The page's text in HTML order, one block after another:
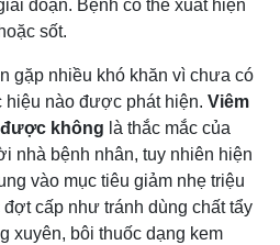
đoạn. Bệnh có thể xuất hiện
hoặc sốt.
gặp nhiều khó khăn vì chưa có
nào được phát hiện. Viêm
không là thắc mắc của
nhà bệnh nhân, tuy nhiên hiện
vào mục tiêu giảm nhẹ triệu
cấp như tránh dùng chất tẩy
xuyên, bôi thuốc dạng kem